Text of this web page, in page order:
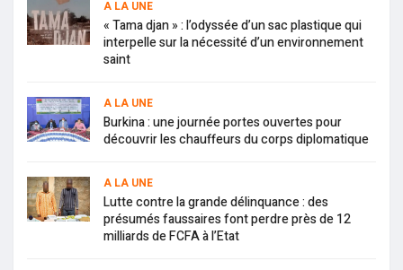
A LA UNE
« Tama djan » : l’odyssée d’un sac plastique qui
interpelle sur la nécessité d’un environnement
saint
A LA UNE
Burkina : une journée portes ouvertes pour
découvrir les chauffeurs du corps diplomatique
A LA UNE
Lutte contre la grande délinquance : des
présumés faussaires font perdre près de 12
milliards de FCFA à l’Etat